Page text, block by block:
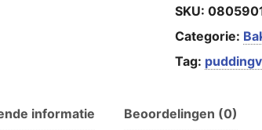
SKU:
Categorie:
Tag:
informatie Beoordelingen (0)